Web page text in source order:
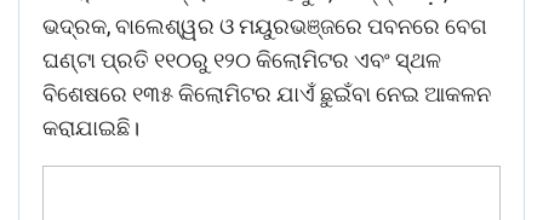
ଭଦ୍ରକ, ବାଲେଶ୍ୱର ଓ ମୟୁରଭଞ୍ଜରେ ପବନରେ ବେଗ
ଘଣ୍ଟା ପ୍ରତି ୧୧୦ରୁ ୧୨୦ କିଲୋମିଟର ଏବଂ ସ୍ଥଳ
ବିଶେଷରେ ୧୩୫ କିଲୋମିଟର ଯାଏଁ ଛୁଇଁବା ନେଇ ଆକଳନ
କରାଯାଇଛି।